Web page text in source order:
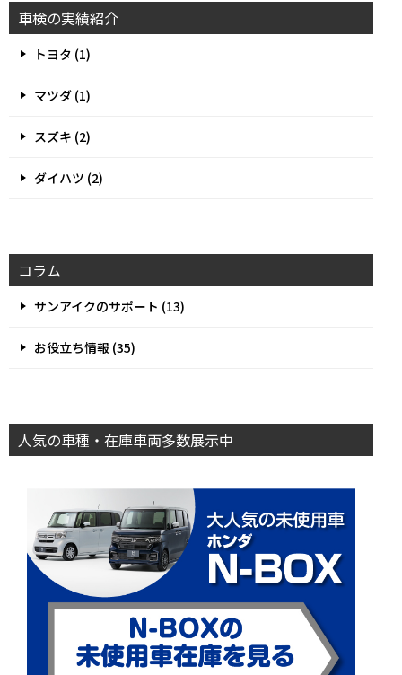
車検の実績紹介
トヨタ (1)
マツダ (1)
スズキ (2)
ダイハツ (2)
コラム
サンアイクのサポート (13)
お役立ち情報 (35)
人気の車種・在庫車両多数展示中